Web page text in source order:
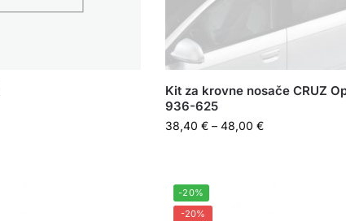
Kit za krovne nosače CRUZ
936-625
38,40 € – 48,00 €
-20%
-20%